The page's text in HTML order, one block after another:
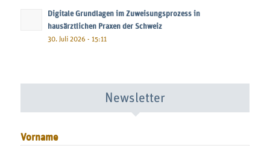
Digitale Grundlagen im Zuweisungsprozess in
hausärztlichen Praxen der Schweiz
30. Juli 2026 - 15:11
Newsletter
Vorname